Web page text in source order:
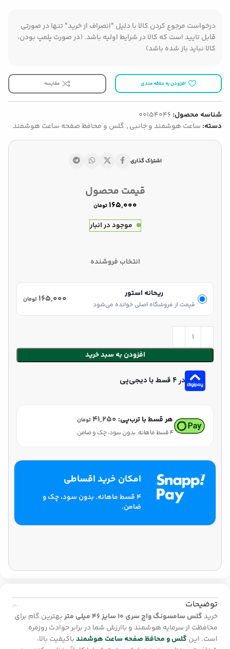
درخواست مرجوع کردن کالا با دلیل "انصراف از خرید" تنها در صورتی
قابل تایید است که کالا در شرایط اولیه باشد. (در صورت پلمپ بودن،
کالا نباید باز شده باشد)
افزودن به علاقه مندی مقایسه
شناسه محصول: 00154046
دسته: ساعت هوشمند و جانبی, گلس و محافظ صفحه ساعت هوشمند
اشتراک گذاری
قیمت محصول
تومان
موجود در انبار
انتخاب فروشنده
ریحانه استور
قیمت از فروشگاه اصلی خوانده می‌شود ۱۶۵,۰۰۰ تومان
افزودن به سبد خرید
در ۴ قسط با دیجی‌پی
هر قسط با ترب‌پی: ۴۱,۲۵۰ تومان
۴ قسط ماهانه. بدون سود، چک و ضامن.
امکان خرید اقساطی
۴ قسط ماهانه. بدون سود، چک و
ضامن.
توضیحات
خریدگلس سامسونگ واچ سری 10 سایز 46 میلی متر
بهترین گام برای
محافظت از سرمایه هوشمند و باارزش شما در برابر حوادث روزمره
است. این گلس و محافظ صفحه ساعت هوشمندباکیفیت بالا،